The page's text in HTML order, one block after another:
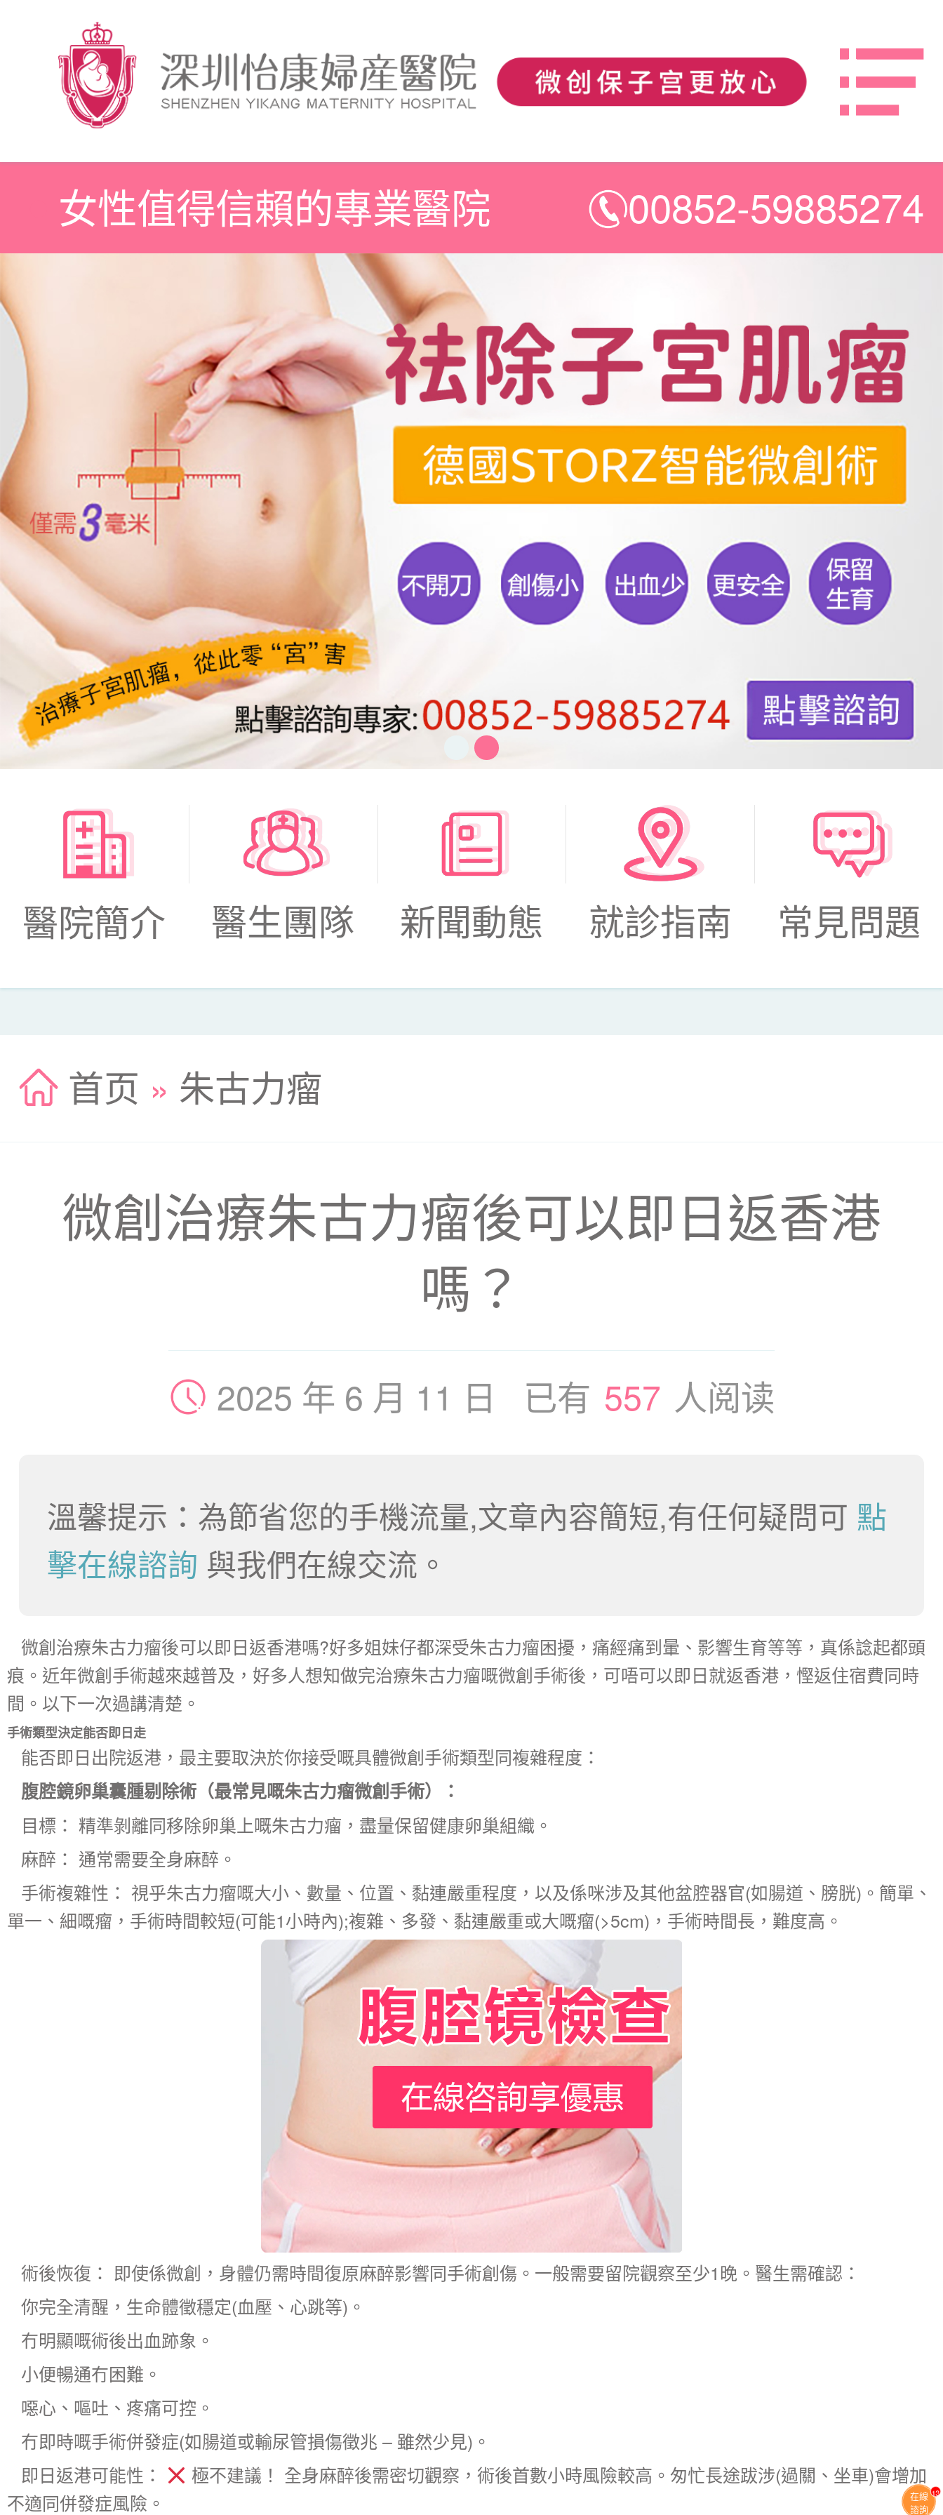
女性值得信賴的專業醫院 00852-59885274
醫院簡介 醫生團隊 新聞動態 就診指南 常見問題
首页 » 朱古力瘤
微創治療朱古力瘤後可以即日返香港
嗎？
2025 年 6 月 11 日 已有 557 人阅读
溫馨提示：為節省您的手機流量,文章內容簡短,有任何疑問可 點
擊在線諮詢 與我們在線交流。
微創治療朱古力瘤後可以即日返香港嗎?好多姐妹仔都深受朱古力瘤困擾，痛經痛到暈、影響生育等等，真係諗起都頭
痕。近年微創手術越來越普及，好多人想知做完治療朱古力瘤嘅微創手術後，可唔可以即日就返香港，慳返住宿費同時
間。以下一次過講清楚。
手術類型決定能否即日走
能否即日出院返港，最主要取決於你接受嘅具體微創手術類型同複雜程度：
腹腔鏡卵巢囊腫剔除術（最常見嘅朱古力瘤微創手術）：
目標： 精準剝離同移除卵巢上嘅朱古力瘤，盡量保留健康卵巢組織。
麻醉： 通常需要全身麻醉。
手術複雜性： 視乎朱古力瘤嘅大小、數量、位置、黏連嚴重程度，以及係咪涉及其他盆腔器官(如腸道、膀胱)。簡單、
單一、細嘅瘤，手術時間較短(可能1小時內);複雜、多發、黏連嚴重或大嘅瘤(>5cm)，手術時間長，難度高。
術後恢復： 即使係微創，身體仍需時間復原麻醉影響同手術創傷。一般需要留院觀察至少1晚。醫生需確認：
你完全清醒，生命體徵穩定(血壓、心跳等)。
冇明顯嘅術後出血跡象。
小便暢通冇困難。
噁心、嘔吐、疼痛可控。
冇即時嘅手術併發症(如腸道或輸尿管損傷徵兆 – 雖然少見)。
即日返港可能性：
極不建議！ 全身麻醉後需密切觀察，術後首數小時風險較高。匆忙長途跋涉(過關、坐車)會增加
不適同併發症風險。
在線
諮詢
13